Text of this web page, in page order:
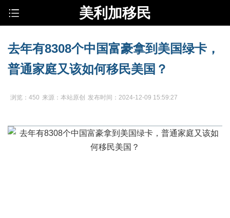
美利加移民
去年有8308个中国富豪拿到美国绿卡，
普通家庭又该如何移民美国？
浏览：450 来源：本站原创 发布时间：2024-12-09 15:59:27